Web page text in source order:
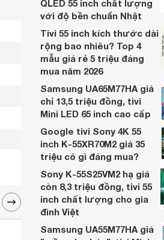
QLED 55 inch chất lượng
với độ bền chuẩn Nhật
Tivi 55 inch kích thước dài
rộng bao nhiêu? Top 4
mẫu giá rẻ 5 triệu đáng
mua năm 2026
Samsung UA65M77HA giá
chỉ 13,5 triệu đồng, tivi
Mini LED 65 inch cao cấp
Google tivi Sony 4K 55
inch K-55XR70M2 giá 35
triệu có gì đáng mua?
Sony K-55S25VM2 hạ giá
còn 8,3 triệu đồng, tivi 55
inch chất lượng cho gia
đình Việt
Samsung UA55M77HA giá